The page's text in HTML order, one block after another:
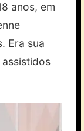
anos, em
Era sua